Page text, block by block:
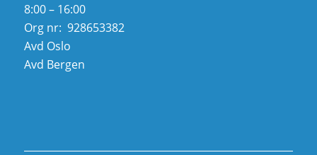
8:00 – 16:00
Org nr: 928653382
Avd Oslo
Avd Bergen